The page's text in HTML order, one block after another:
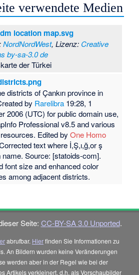
verwendete Medien
location map.svg
NordNordWest, Lizenz: Creative
by-sa-3.0 de
der Türkei
districts of Çankırı province in
by Rarelibra 19:28, 1
2006 (UTC) for public domain use,
Professional v8.5 and various
Edited byOne Homo
text where İ,Ş,ı,ğ,or ş
Source: [statoids-com].
font size and enhanced color
among adjacent districts.
Seite: CC-BY-SA 3.0 Unported.
abrufbar. Hierfinden Sie Informationen zu
An Bildern wurden keine Veränderungen
werden aber in der Regel wie bei der
Artikels verkleinert, d.h. als Vorschaubilder